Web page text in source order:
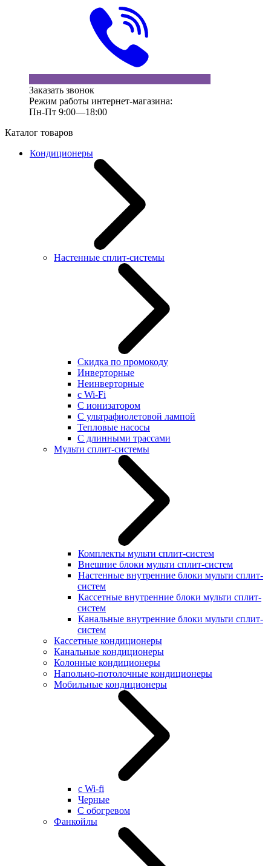
Заказать звонок
Режим работы интернет-магазина:
Пн-Пт 9:00—18:00
Каталог товаров
Кондиционеры
Настенные сплит-системы
Скидка по промокоду
Инверторные
Неинверторные
с Wi-Fi
С ионизатором
С ультрафиолетовой лампой
Тепловые насосы
С длинными трассами
Мульти сплит-системы
Комплекты мульти сплит-систем
Внешние блоки мульти сплит-систем
Настенные внутренние блоки мульти сплит-
систем
Кассетные внутренние блоки мульти сплит-
систем
Канальные внутренние блоки мульти сплит-
систем
Кассетные кондиционеры
Канальные кондиционеры
Колонные кондиционеры
Напольно-потолочные кондиционеры
Мобильные кондиционеры
с Wi-fi
Черные
С обогревом
Фанкойлы